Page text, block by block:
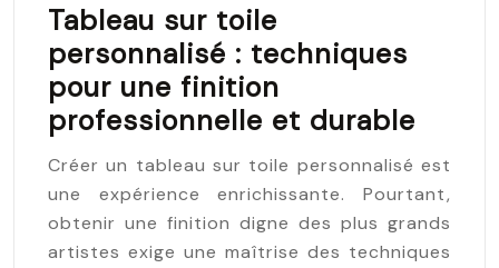
Tableau sur toile
personnalisé : techniques
pour une finition
professionnelle et durable
Créer un tableau sur toile personnalisé est
une expérience enrichissante. Pourtant,
obtenir une finition digne des plus grands
artistes exige une maîtrise des techniques